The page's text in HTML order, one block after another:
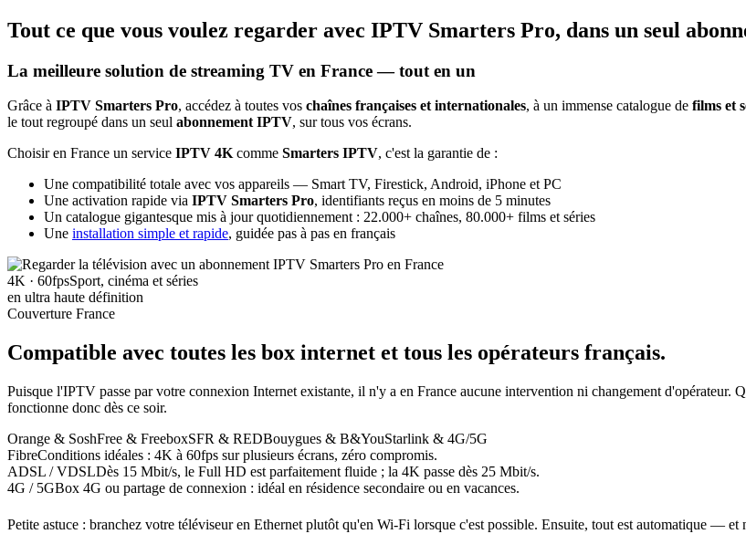
Tout ce que vous voulez regarder avec IPTV Smarters Pro, dans un seul
La meilleure solution de streaming TV en France — tout en un
Grâce à IPTV Smarters Pro, accédez à toutes vos chaînes françaises et internationales, à un immense catalogue de films et
le tout regroupé dans un seul abonnement IPTV, sur tous vos écrans.
Choisir en France un service IPTV 4K comme Smarters IPTV, c'est la garantie de :
Une compatibilité totale avec vos appareils — Smart TV, Firestick, Android, iPhone et PC
Une activation rapide via IPTV Smarters Pro, identifiants reçus en moins de 5 minutes
Un catalogue gigantesque mis à jour quotidiennement : 22.000+ chaînes, 80.000+ films et séries
Une installation simple et rapide, guidée pas à pas en français
4K · 60fpsSport, cinéma et séries
en ultra haute définition
Couverture France
Compatible avec toutes les box internet et tous les opérateurs français.
Puisque l'IPTV passe par votre connexion Internet existante, il n'y a en France aucune intervention ni changement
fonctionne donc dès ce soir.
Orange & SoshFree & FreeboxSFR & REDBouygues & B&YouStarlink & 4G/5G
FibreConditions idéales : 4K à 60fps sur plusieurs écrans, zéro compromis.
ADSL / VDSLDès 15 Mbit/s, le Full HD est parfaitement fluide ; la 4K passe dès 25 Mbit/s.
4G / 5GBox 4G ou partage de connexion : idéal en résidence secondaire ou en vacances.
Petite astuce : branchez votre téléviseur en Ethernet plutôt qu'en Wi-Fi lorsque c'est possible. Ensuite, tout est automatique — et